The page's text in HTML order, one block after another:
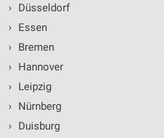
›
Düsseldorf
›
Essen
›
Bremen
›
Hannover
›
Leipzig
›
Nürnberg
›
Duisburg